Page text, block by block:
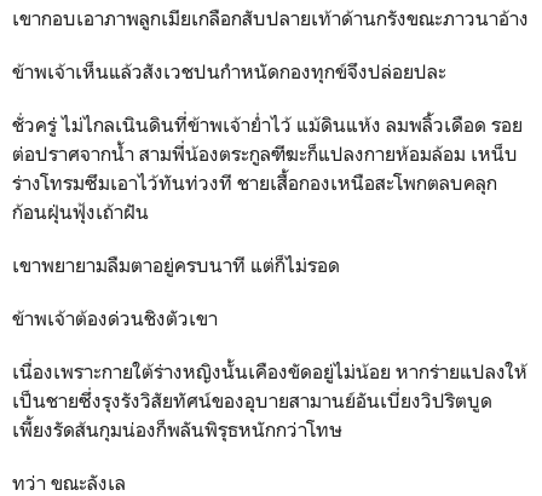
เขากอบเอาภาพลูกเมียเกลือกสับปลายเท้าด้านกรังขณะภาวนาอ้าง
ข้าพเจ้าเห็นแล้วสังเวชปนกำหนัดกองทุกข์จึงปล่อยปละ
ชั่วครู่ ไม่ไกลเนินดินที่ข้าพเจ้าย่ำไว้ แม้ดินแห้ง ลมพลิ้วเดือด รอย
ต่อปราศจากน้ำ สามพี่น้องตระกูลฑีฆะก็แปลงกายห้อมล้อม เหน็บ
ร่างโทรมซึมเอาไว้ทันท่วงที ชายเสื้อกองเหนือสะโพกตลบคลุก
ก้อนฝุ่นฟุ้งเถ้าฝัน
เขาพยายามลืมตาอยู่ครบนาที แต่ก็ไม่รอด
ข้าพเจ้าต้องด่วนชิงตัวเขา
เนื่องเพราะกายใต้ร่างหญิงนั้นเคืองขัดอยู่ไม่น้อย หากร่ายแปลงให้
เป็นชายซึ่งรุงรังวิสัยทัศน์ของอุบายสามานย์อันเบี่ยงวิปริตบูด
เพี้ยงรัดส้นกุมน่องก็พลันพิรุธหนักกว่าโทษ
ทว่า ขณะลังเล